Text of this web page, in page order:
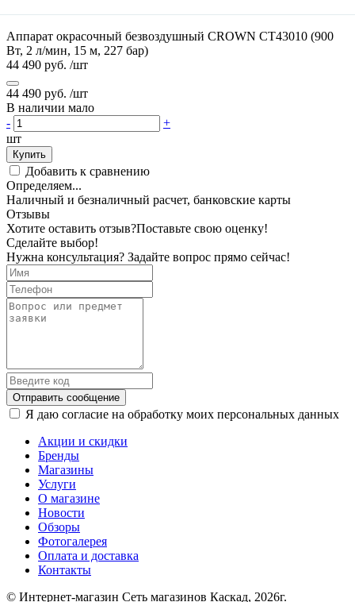
Аппарат окрасочный безвоздушный CROWN CT43010 (900
Вт, 2 л/мин, 15 м, 227 бар)
44 490 руб. /шт
44 490 руб. /шт
В наличии мало
-
+
шт
Купить
Добавить к сравнению
Определяем...
Наличный и безналичный расчет, банковские карты
Отзывы
Хотите оставить отзыв?Поставьте свою оценку!
Сделайте выбор!
Нужна консультация? Задайте вопрос прямо сейчас!
Отправить сообщение
Я даю согласие на обработку моих персональных данных
Акции и скидки
Бренды
Магазины
Услуги
О магазине
Новости
Обзоры
Фотогалерея
Оплата и доставка
Контакты
© Интернет-магазин Сеть магазинов Каскад, 2026г.